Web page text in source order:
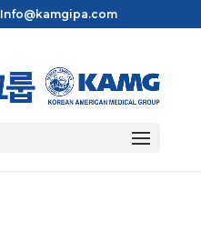
Info@kamgipa.com